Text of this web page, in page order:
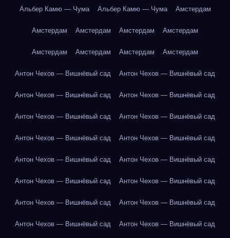
Альбер Камю — Чума Альбер Камю — Чума Амстердам
Амстердам Амстердам Амстердам Амстердам
Амстердам Амстердам Амстердам Амстердам
Антон Чехов — Вишнёвый сад Антон Чехов — Вишнёвый сад
Антон Чехов — Вишнёвый сад Антон Чехов — Вишнёвый сад
Антон Чехов — Вишнёвый сад Антон Чехов — Вишнёвый сад
Антон Чехов — Вишнёвый сад Антон Чехов — Вишнёвый сад
Антон Чехов — Вишнёвый сад Антон Чехов — Вишнёвый сад
Антон Чехов — Вишнёвый сад Антон Чехов — Вишнёвый сад
Антон Чехов — Вишнёвый сад Антон Чехов — Вишнёвый сад
Антон Чехов — Вишнёвый сад Антон Чехов — Вишнёвый сад